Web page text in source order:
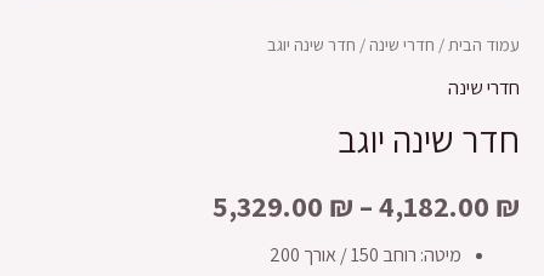
עמוד הבית/ חדרי שינה / חדר שינה יוגב
חדרי שינה
חדר שינה יוגב
4,182.00 ₪
–
5,329.00 ₪
מיטה: רוחב 150 / אורך 200